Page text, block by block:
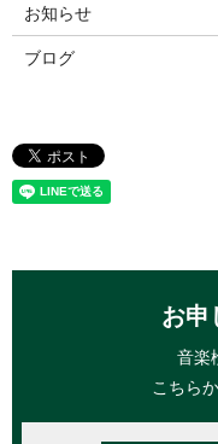
お知らせ
ブログ
お申
音楽
こちら